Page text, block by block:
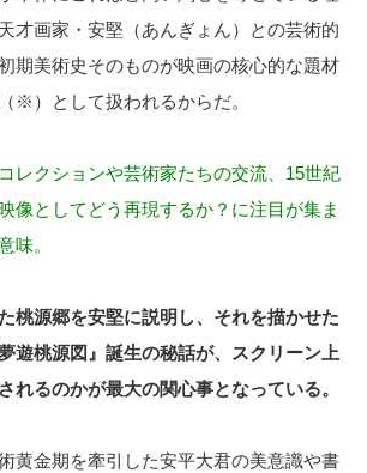
才画家・安堅（あんぎょん）との芸術的
期美術史そのものが映画の核心的な題材
※）として扱われるからだ。
レクションや芸術家たちの交流、15世紀
像としてどう再現するか？に注目が集ま
味。
桃源郷を安堅に説明し、それを描かせた
遊桃源図』誕生の秘話が、スクリーン上
れるのかが最大の関心事となっている。
黄金期を牽引した安平大君の美意識や書